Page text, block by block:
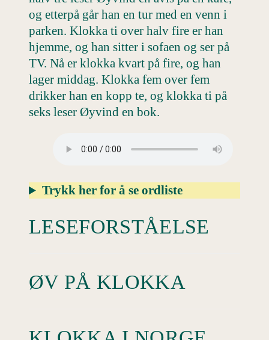
og etterpå går han en tur med en venn i
parken. Klokka ti over halv fire er han
hjemme, og han sitter i sofaen og ser på
TV. Nå er klokka kvart på fire, og han
lager middag. Klokka fem over fem
drikker han en kopp te, og klokka ti på
seks leser Øyvind en bok.
Trykk her for å se ordliste
LESEFORSTÅELSE
ØV PÅ KLOKKA